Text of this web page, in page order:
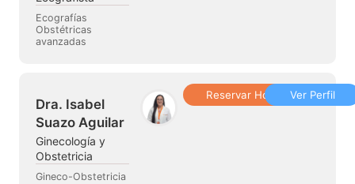
Ecografías
Obstétricas
avanzadas
Dra. Isabel
Suazo Aguilar
Ginecología y
Obstetricia
Gineco-Obstetricia
Reservar Hora Ver Perfil